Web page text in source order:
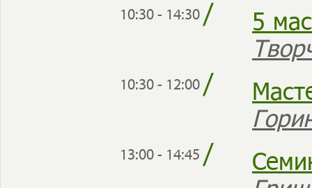
10:30 - 14:30/
5
10:30 - 12:00/
13:00 - 14:45 /